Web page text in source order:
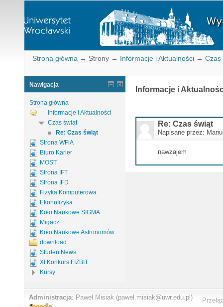
Strona główna → Strony → Informacje i Aktualności → Czas
Informacje i
Re: Czas świąt
Napisane przez:
nawzajem
Nawigacja
Strona główna
Informacje i Aktualności
Czas świąt
Re: Czas świąt
Strona WFiA
Biuro Karier
MOST
Strona IFT
Strona IFD
Fizyka Komputerowa
Ekonofizyka
Koło Naukowe SIGMA
Migacz
Koło Naukowe Astronomów
download
StudentNews
XI Konkurs FIZBIT
Kursy
Administracja: Paweł Misiak (pawel.misiak@uwr.edu.pl)